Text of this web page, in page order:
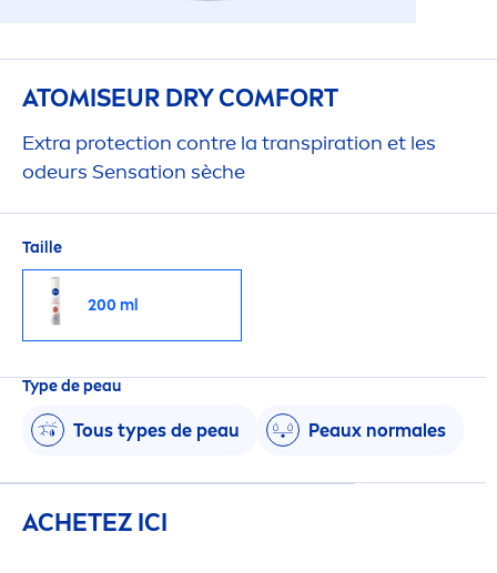
ATOMISEUR DRY COMFORT
Extra protection contre la transpiration et les
odeurs Sensation sèche
Taille
200 ml
Type de peau
Tous types de peau Peaux normales
ACHETEZ ICI